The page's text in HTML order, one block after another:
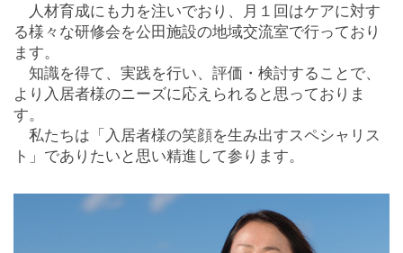
人材育成にも力を注いでおり、月１回はケアに対す
る様々な研修会を公田施設の地域交流室で行っており
ます。
知識を得て、実践を行い、評価・検討することで、
より入居者様のニーズに応えられると思っておりま
す。
私たちは「入居者様の笑顔を生み出すスペシャリス
ト」でありたいと思い精進して参ります。